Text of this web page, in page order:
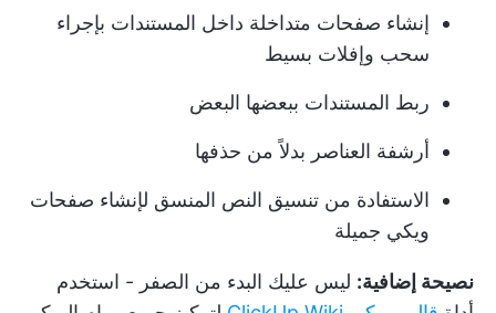
إنشاء صفحات متداخلة داخل المستندات بإجراء
سحب وإفلات بسيط
ربط المستندات ببعضها البعض
أرشفة العناصر بدلاً من حذفها
الاستفادة من تنسيق النص المنسق لإنشاء صفحات
ويكي جميلة
نصيحة إضافية: ليس عليك البدء من الصفر - استخدم